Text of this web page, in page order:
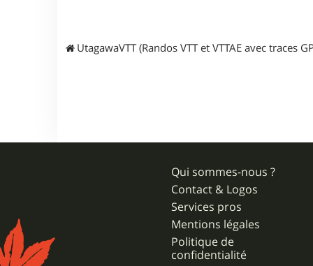
UtagawaVTT (Randos VTT et VTTAE avec traces
Qui sommes-nous ?
Contact & Logos
Services pros
Mentions légales
Politique de
confidentialité